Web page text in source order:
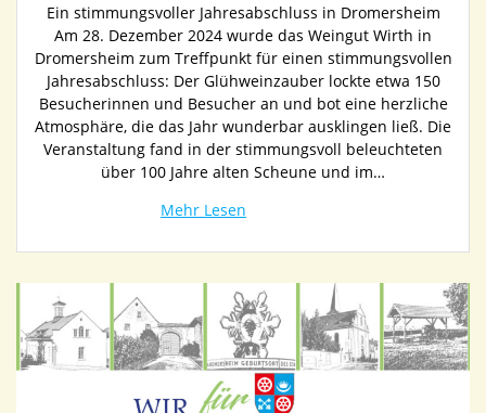
Ein stimmungsvoller Jahresabschluss in Dromersheim
Am 28. Dezember 2024 wurde das Weingut Wirth in
Dromersheim zum Treffpunkt für einen stimmungsvollen
Jahresabschluss: Der Glühweinzauber lockte etwa 150
Besucherinnen und Besucher an und bot eine herzliche
Atmosphäre, die das Jahr wunderbar ausklingen ließ. Die
Veranstaltung fand in der stimmungsvoll beleuchteten
über 100 Jahre alten Scheune und im…